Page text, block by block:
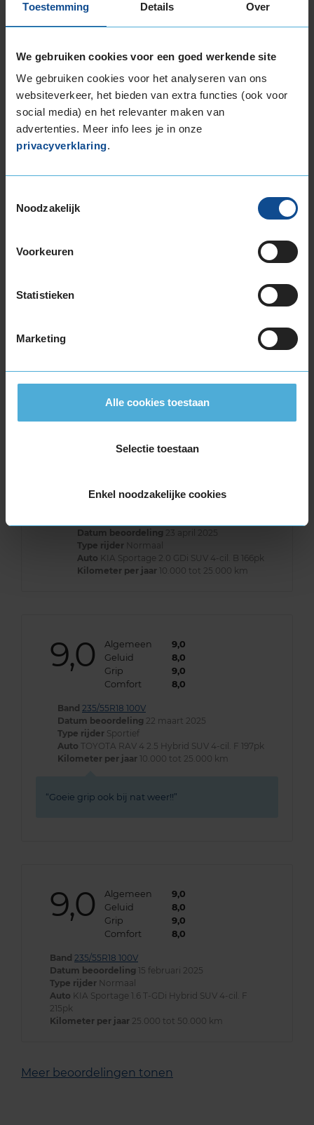
Toestemming Details Over
We gebruiken cookies voor een goed werkende site
We gebruiken cookies voor het analyseren van ons
websiteverkeer, het bieden van extra functies (ook voor
social media) en het relevanter maken van
advertenties. Meer info lees je in onze
privacyverklaring.
Noodzakelijk
Voorkeuren
Statistieken
Marketing
Alle cookies toestaan
Selectie toestaan
Enkel noodzakelijke cookies
Band 235/55R18 100V
Type rijderBehoudend
Auto AUDI Q3 1.5 35 TFSi SUV 4-cil. B 150pk
Kilometer per jaar
25.000 tot 50.000 km
All season plakt in zomer klont grind tussen
Datum beoordeling
Auto TOYOTA RAV 4 2.5 Hybrid SUV 4-cil. F 155pk
Kilometer per jaar50.000 km of meer
Comfort
8,0
Datum beoordeling 23 april 2025
Type rijder Normaal
Auto KIA Sportage 2.0 GDi SUV 4-cil. B 166pk
Kilometer per jaar 10.000 tot 25.000 km
9,0 Algemeen
9,0
Geluid
8,0
Grip
9,0
Comfort
8,0
Band 235/55R18 100V
Datum beoordeling 22 maart 2025
Type rijder Sportief
Auto TOYOTA RAV 4 2.5 Hybrid SUV 4-cil. F 197pk
Kilometer per jaar 10.000 tot 25.000 km
Goeie grip ook bij nat weer!!
9,0 Algemeen
9,0
Geluid
8,0
Grip
9,0
Comfort
8,0
Band 235/55R18 100V
Datum beoordeling 15 februari 2025
Type rijder Normaal
Auto KIA Sportage 1.6 T-GDi Hybrid SUV 4-cil. F
215pk
Kilometer per jaar 25.000 tot 50.000 km
Meer beoordelingen tonen